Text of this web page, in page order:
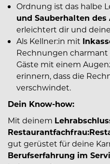
Ordnung ist das halbe
und Sauberhalten des
erleichtert dir und
Als Kellner:in mit
Rechnungen charmant
Gäste mit einem
erinnern, dass die
verschwindet.
Dein Know-how:
Mit deinem
gut gerüstet für deine
Berufserfahrung im